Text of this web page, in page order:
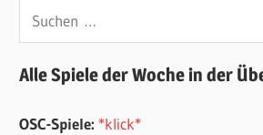
Alle Spiele der Woche in der
OSC-Spiele: *klick*